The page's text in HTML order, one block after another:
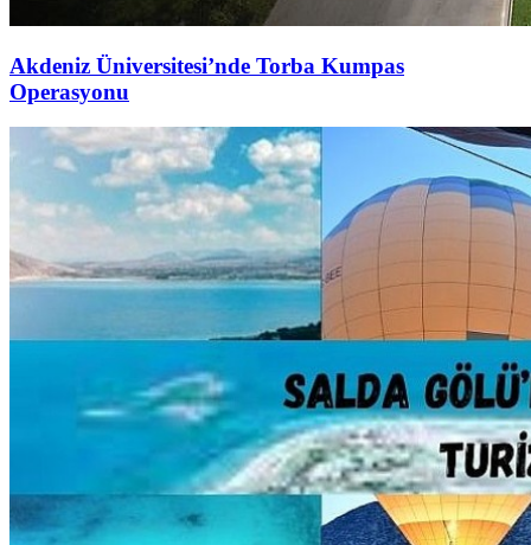
Akdeniz Üniversitesi’nde Torba Kumpas
Operasyonu